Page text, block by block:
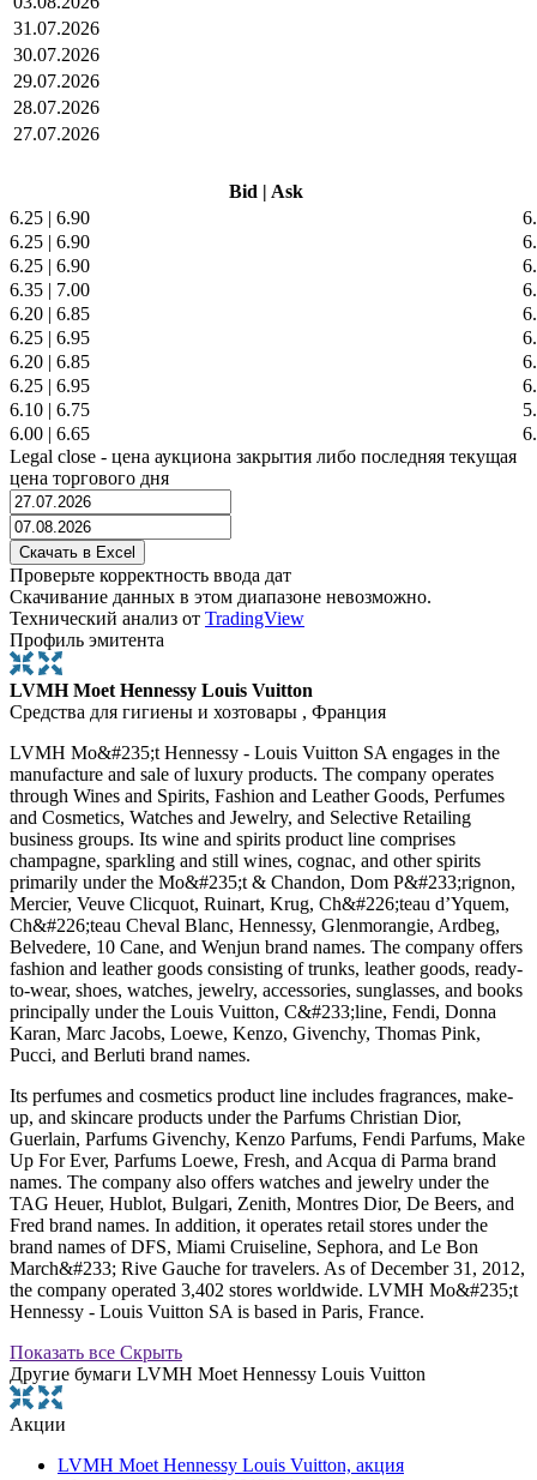
31.07.2026
30.07.2026
29.07.2026
28.07.2026
27.07.2026
Bid | Ask
6.25 | 6.90
6.25 | 6.90
6.25 | 6.90
6.35 | 7.00
6.20 | 6.85
6.25 | 6.95
6.20 | 6.85
6.25 | 6.95
6.10 | 6.75
6.00 | 6.65
Legal close - цена аукциона закрытия либо последняя текущая
цена торгового дня
Проверьте корректность ввода дат
Скачивание данных в этом диапазоне невозможно.
Технический анализ от TradingView
Профиль эмитента
LVMH Moet Hennessy Louis Vuitton
Средства для гигиены и хозтовары , Франция
LVMH Mo&#235;t Hennessy - Louis Vuitton SA engages in the
manufacture and sale of luxury products. The company operates
through Wines and Spirits, Fashion and Leather Goods, Perfumes
and Cosmetics, Watches and Jewelry, and Selective Retailing
business groups. Its wine and spirits product line comprises
champagne, sparkling and still wines, cognac, and other spirits
primarily under the Mo&#235;t & Chandon, Dom P&#233;rignon,
Mercier, Veuve Clicquot, Ruinart, Krug, Ch&#226;teau d’Yquem,
Ch&#226;teau Cheval Blanc, Hennessy, Glenmorangie, Ardbeg,
Belvedere, 10 Cane, and Wenjun brand names. The company offers
fashion and leather goods consisting of trunks, leather goods, ready-
to-wear, shoes, watches, jewelry, accessories, sunglasses, and books
principally under the Louis Vuitton, C&#233;line, Fendi, Donna
Karan, Marc Jacobs, Loewe, Kenzo, Givenchy, Thomas Pink,
Pucci, and Berluti brand names.
Its perfumes and cosmetics product line includes fragrances, make-
up, and skincare products under the Parfums Christian Dior,
Guerlain, Parfums Givenchy, Kenzo Parfums, Fendi Parfums, Make
Up For Ever, Parfums Loewe, Fresh, and Acqua di Parma brand
names. The company also offers watches and jewelry under the
TAG Heuer, Hublot, Bulgari, Zenith, Montres Dior, De Beers, and
Fred brand names. In addition, it operates retail stores under the
brand names of DFS, Miami Cruiseline, Sephora, and Le Bon
March&#233; Rive Gauche for travelers. As of December 31, 2012,
the company operated 3,402 stores worldwide. LVMH Mo&#235;t
Hennessy - Louis Vuitton SA is based in Paris, France.
Показать все Скрыть
Другие бумаги LVMH Moet Hennessy Louis Vuitton
Акции
LVMH Moet Hennessy Louis Vuitton, акция